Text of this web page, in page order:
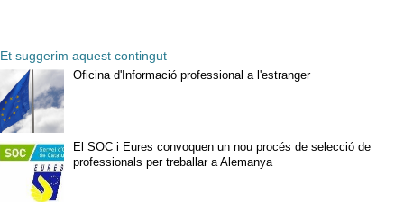
Et suggerim aquest contingut
Oficina d'Informació professional a l'estranger
El SOC i Eures convoquen un nou procés de selecció de
professionals per treballar a Alemanya